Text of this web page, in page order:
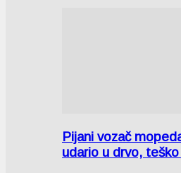
Pijani vozač
udario u drvo,